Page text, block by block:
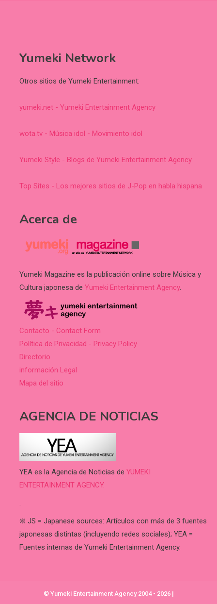
Yumeki Network
Otros sitios de Yumeki Entertainment:
yumeki.net - Yumeki Entertainment Agency
wota.tv - Música idol - Movimiento idol
Yumeki Style - Blogs de Yumeki Entertainment Agency
Top Sites - Los mejores sitios de J-Pop en habla hispana
Acerca de
Yumeki Magazine es la publicación online sobre Música y
Cultura japonesa de Yumeki Entertainment Agency.
Contacto - Contact Form
Política de Privacidad - Privacy Policy
Directorio
información Legal
Mapa del sitio
AGENCIA DE NOTICIAS
YEA es la Agencia de Noticias de YUMEKI
ENTERTAINMENT AGENCY.
.
※ JS = Japanese sources: Artículos con más de 3 fuentes
japonesas distintas (incluyendo redes sociales); YEA =
Fuentes internas de Yumeki Entertainment Agency.
© Yumeki Entertainment Agency 2004 - 2026 |